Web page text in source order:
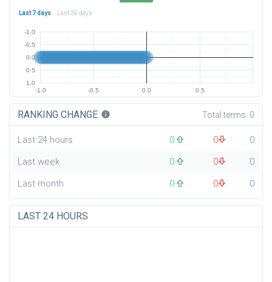
Last 7 days Last 30 days
-1.0 -0.5 0.0 0.5
-1.0
-0.5
0.0
0.5
1.0
RANKING CHANGE info Total terms: 0
Last 24 hours 0 0
0
Last week
0 0
0
Last month
0 0 0
LAST 24 HOURS